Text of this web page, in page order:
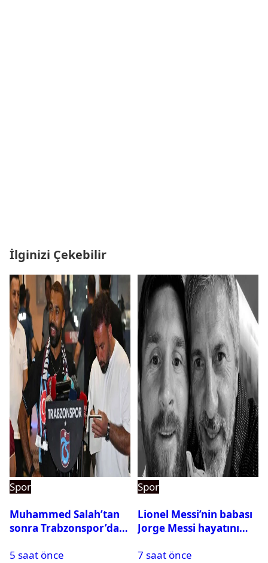
İlginizi Çekebilir
Spor
Muhammed Salah’tan
sonra Trabzonspor’dan
5 saat önce
Spor
Lionel Messi’nin babası
Jorge Messi hayatını
7 saat önce